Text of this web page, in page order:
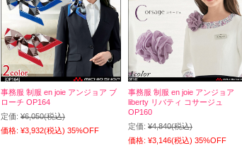
事務服 制服 en joie アンジョア ブ
ローチ OP164
定価: ¥6,050(税込)
価格: ¥3,932(税込) 35%OFF
事務服 制服 en joie アンジョア
liberty リバティ コサージュ
OP160
定価: ¥4,840(税込)
価格: ¥3,146(税込) 35%OFF